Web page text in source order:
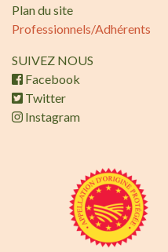
Plan du site
Professionnels/Adhérents
SUIVEZ NOUS
Facebook
Twitter
Instagram